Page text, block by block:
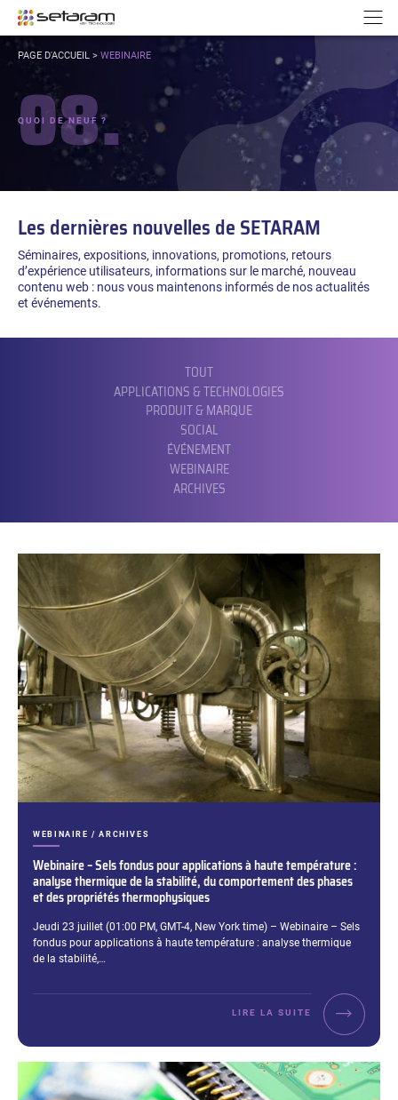
Aller au contenu
VOUS
ÊTES
PAGE D'ACCUEIL> WEBINAIRE
08.
QUOI DE NEUF ?
Les dernières nouvelles de SETARAM
Séminaires, expositions, innovations, promotions, retours
d’expérience utilisateurs, informations sur le marché, nouveau
contenu web : nous vous maintenons informés de nos actualités
et événements.
FILTRER
TOUT
APPLICATIONS & TECHNOLOGIES
PRODUIT & MARQUE
SOCIAL
ÉVÉNEMENT
WEBINAIRE
ARCHIVES
Webinaire – Sels fondus pour applications à haute température :
analyse thermique de la stabilité, du comportement des phases
et des propriétés thermophysiques
CATÉGORIES :
WEBINAIRE / ARCHIVES
Extrait :
Jeudi 23 juillet (01:00 PM, GMT-4, New York time) – Webinaire – Sels
fondus pour applications à haute température : analyse thermique
de la stabilité,…
LIRE LA SUITE
Panneau de gestion des cookies